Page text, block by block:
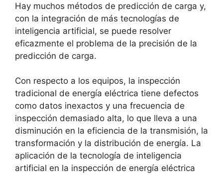
Hay muchos métodos de predicción de carga y,
con la integración de más tecnologías de
inteligencia artificial, se puede resolver
eficazmente el problema de la precisión de la
predicción de carga.
Con respecto a los equipos, la inspección
tradicional de energía eléctrica tiene defectos
como datos inexactos y una frecuencia de
inspección demasiado alta, lo que lleva a una
disminución en la eficiencia de la transmisión, la
transformación y la distribución de energía. La
aplicación de la tecnología de inteligencia
artificial en la inspección de energía eléctrica